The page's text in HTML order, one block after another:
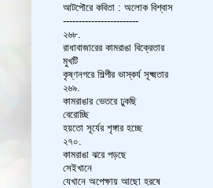
আটপৌরে কবিতা : অলোক বিশ্বাস
------------------------
২৬৮.
রাধাবাজারের কামরাঙা বিক্রেতার
মুখটি
কৃষ্ণনগরে শিল্পীর ভাস্কর্য সূক্ষ্মতার
২৬৯.
কামরাঙার ভেতরে ঢুকছি
বেরোচ্ছি
হয়তো সূর্যের শৃঙ্গার হচ্ছে
২৭০.
কামরাঙা ঝরে পড়ছে
সেইখানে
যেখানে অপেক্ষায় আছো হরষে